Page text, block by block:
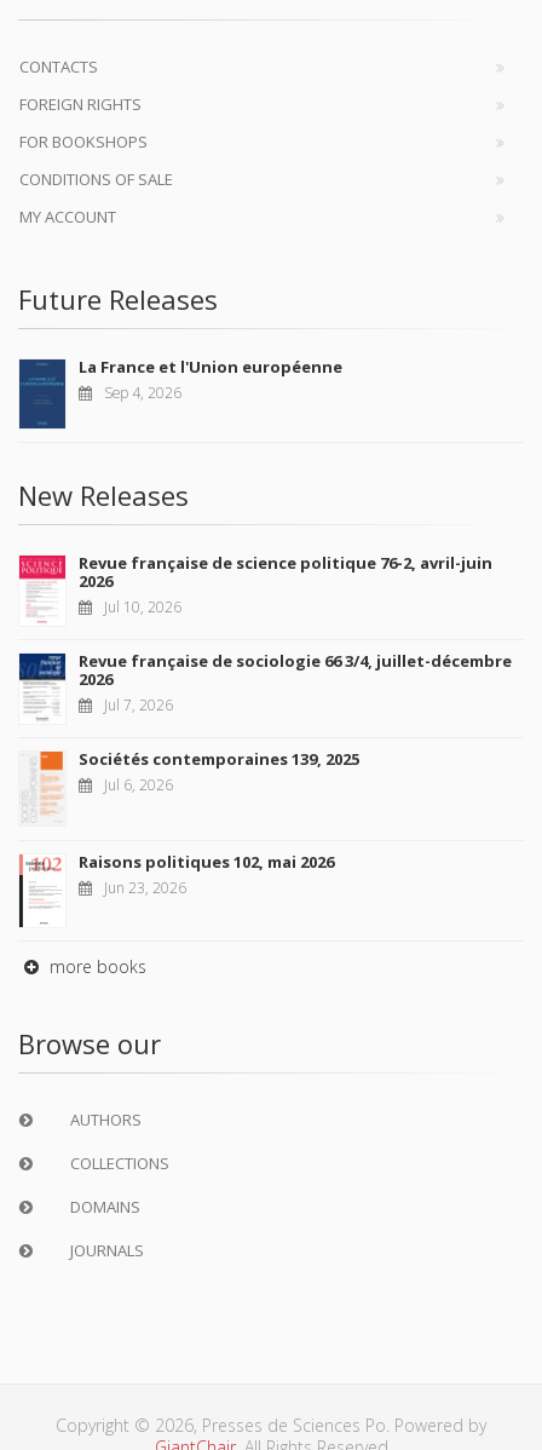
CONTACTS
FOREIGN RIGHTS
FOR BOOKSHOPS
CONDITIONS OF SALE
MY ACCOUNT
Future Releases
La France et l'Union européenne
Sep 4, 2026
New Releases
Revue française de science politique 76-2, avril-juin
2026
Jul 10, 2026
Revue française de sociologie 66 3/4, juillet-décembre
2026
Jul 7, 2026
Sociétés contemporaines 139, 2025
Jul 6, 2026
Raisons politiques 102, mai 2026
Jun 23, 2026
more books
Browse our
AUTHORS
COLLECTIONS
DOMAINS
JOURNALS
Copyright © 2026, Presses de Sciences Po. Powered by